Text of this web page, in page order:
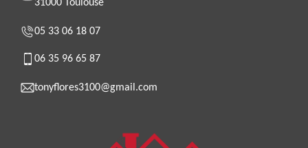
31000 Toulouse
05 33 06 18 07
06 35 96 65 87
tonyflores3100@gmail.com